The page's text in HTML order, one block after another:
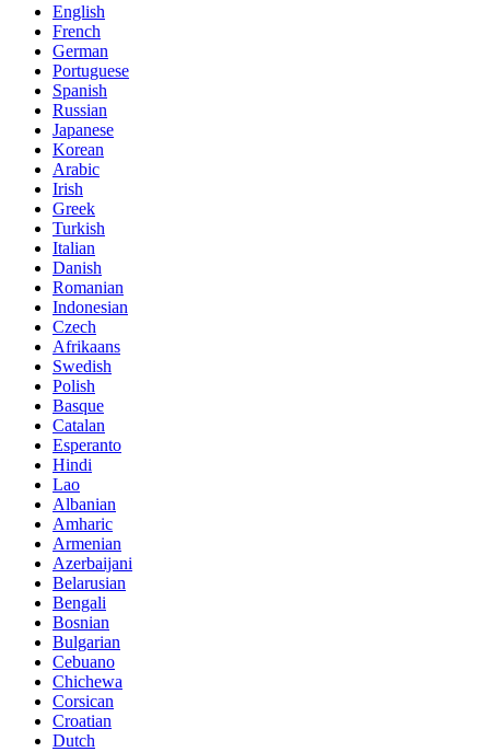
English
French
German
Portuguese
Spanish
Russian
Japanese
Korean
Arabic
Irish
Greek
Turkish
Italian
Danish
Romanian
Indonesian
Czech
Afrikaans
Swedish
Polish
Basque
Catalan
Esperanto
Hindi
Lao
Albanian
Amharic
Armenian
Azerbaijani
Belarusian
Bengali
Bosnian
Bulgarian
Cebuano
Chichewa
Corsican
Croatian
Dutch